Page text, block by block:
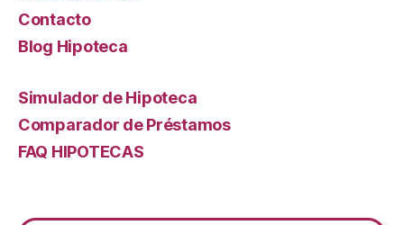
Contacto
Blog Hipoteca
Simulador de Hipoteca
Comparador de Préstamos
FAQ HIPOTECAS